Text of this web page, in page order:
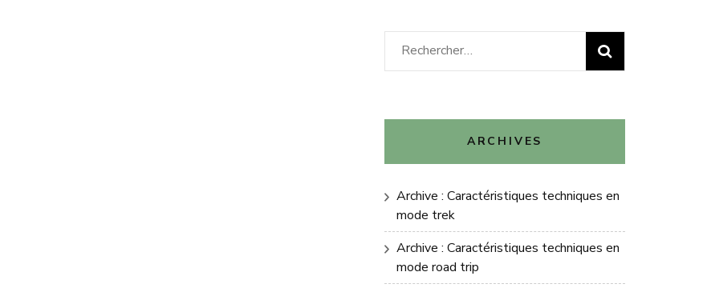
Rechercher :
ARCHIVES
Archive : Caractéristiques techniques en
mode trek
Archive : Caractéristiques techniques en
mode road trip